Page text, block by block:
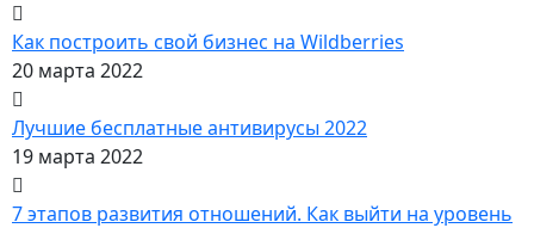
Как построить свой бизнес на Wildberries
20 марта 2022
Лучшие бесплатные антивирусы 2022
19 марта 2022
7 этапов развития отношений. Как выйти на уровень